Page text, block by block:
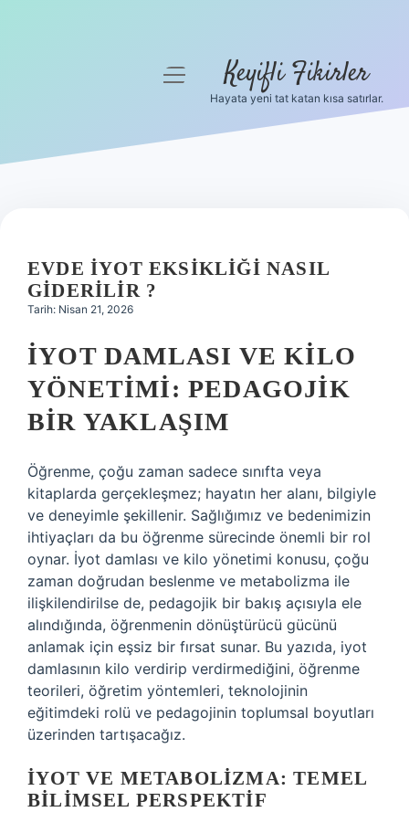
Hakkımızda
menüyü
Keyifli Fikirler
Hayata yeni tat katan kısa satırlar.
EVDE IYOT EKSIKLIĞI NASIL
GIDERILIR ?
Tarih: Nisan 21, 2026
İYOT DAMLASI VE KILO
YÖNETIMI: PEDAGOJIK
BIR YAKLAŞIM
Öğrenme, çoğu zaman sadece sınıfta veya
kitaplarda gerçekleşmez; hayatın her alanı, bilgiyle
ve deneyimle şekillenir. Sağlığımız ve bedenimizin
ihtiyaçları da bu öğrenme sürecinde önemli bir rol
oynar. İyot damlası ve kilo yönetimi konusu, çoğu
zaman doğrudan beslenme ve metabolizma ile
ilişkilendirilse de, pedagojik bir bakış açısıyla ele
alındığında, öğrenmenin dönüştürücü gücünü
anlamak için eşsiz bir fırsat sunar. Bu yazıda, iyot
damlasının kilo verdirip verdirmediğini, öğrenme
teorileri, öğretim yöntemleri, teknolojinin
eğitimdeki rolü ve pedagojinin toplumsal boyutları
üzerinden tartışacağız.
İYOT VE METABOLIZMA: TEMEL
BILIMSEL PERSPEKTIF